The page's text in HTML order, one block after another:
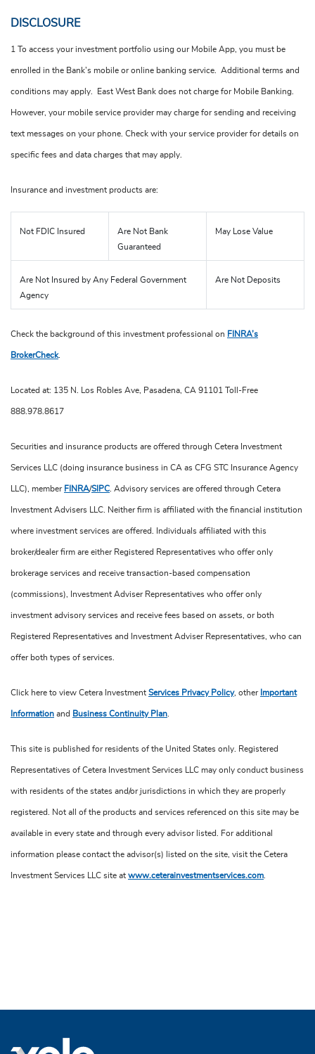
DISCLOSURE
1 To access your investment portfolio using our Mobile App, you must be
enrolled in the Bank’s mobile or online banking service. Additional terms and
conditions may apply. East West Bank does not charge for Mobile Banking.
However, your mobile service provider may charge for sending and receiving
text messages on your phone. Check with your service provider for details on
specific fees and data charges that may apply.
Insurance and investment products are:
Not FDIC Insured
Are Not Bank
Guaranteed
May Lose Value
Are Not Insured by Any Federal Government
Agency
Are Not Deposits
Check the background of this investment professional on FINRA’s
BrokerCheck.
Located at: 135 N. Los Robles Ave, Pasadena, CA 91101 Toll-Free
888.978.8617
Securities and insurance products are offered through Cetera Investment
Services LLC (doing insurance business in CA as CFG STC Insurance Agency
LLC), member FINRA/SIPC . Advisory services are offered through Cetera
Investment Advisers LLC. Neither firm is affiliated with the financial institution
where investment services are offered. Individuals affiliated with this
broker/dealer firm are either Registered Representatives who offer only
brokerage services and receive transaction-based compensation
(commissions), Investment Adviser Representatives who offer only
investment advisory services and receive fees based on assets, or both
Registered Representatives and Investment Adviser Representatives, who can
offer both types of services.
Click here to view Cetera Investment Services Privacy Policy, other Important
Information and Business Continuity Plan
This site is published for residents of the United States only. Registered
Representatives of Cetera Investment Services LLC may only conduct business
with residents of the states and/or jurisdictions in which they are properly
registered. Not all of the products and services referenced on this site may be
available in every state and through every advisor listed. For additional
information please contact the advisor(s) listed on the site, visit the Cetera
Investment Services LLC site at www.ceterainvestmentservices.com